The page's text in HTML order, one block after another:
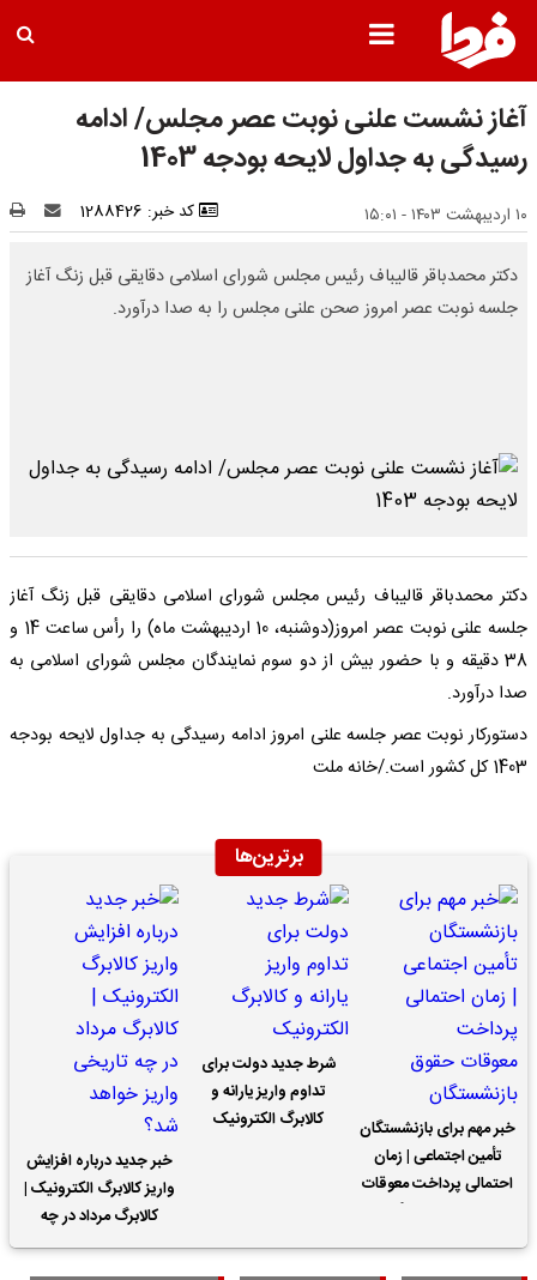
آغاز نشست علنی نوبت عصر مجلس/ ادامه
رسیدگی به جداول لایحه بودجه 1403
۱۰ اردیبهشت ۱۴۰۳ - ۱۵:۰۱ کد خبر: 1288426
دکتر محمدباقر قالیباف رئیس مجلس شورای اسلامی دقایقی قبل زنگ آغاز
جلسه نوبت عصر امروز صحن علنی مجلس را به صدا درآورد.
دکتر محمدباقر قالیباف رئیس مجلس شورای اسلامی دقایقی قبل زنگ آغاز
جلسه علنی نوبت عصر امروز(دوشنبه، 10 اردیبهشت ماه) را رأس ساعت 14 و
38 دقیقه و با حضور بیش از دو سوم نمایندگان مجلس شورای اسلامی به
صدا درآورد.
دستورکار نوبت عصر جلسه علنی امروز ادامه رسیدگی به جداول لایحه بودجه
1403 کل کشور است./خانه ملت
برترین‌ها
خبر مهم برای بازنشستگان
تأمین اجتماعی | زمان
احتمالی پرداخت معوقات
شرط جدید دولت برای
تداوم واریز یارانه و
کالابرگ الکترونیک
خبر جدید درباره افزایش
واریز کالابرگ الکترونیک |
کالابرگ مرداد در چه
تاریخی واریز خواهد شد؟